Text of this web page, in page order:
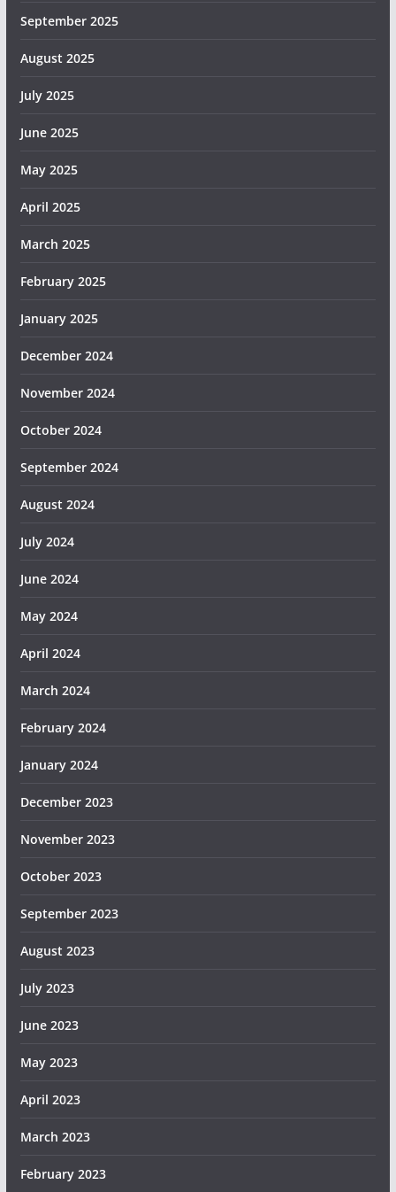
September 2025
August 2025
July 2025
June 2025
May 2025
April 2025
March 2025
February 2025
January 2025
December 2024
November 2024
October 2024
September 2024
August 2024
July 2024
June 2024
May 2024
April 2024
March 2024
February 2024
January 2024
December 2023
November 2023
October 2023
September 2023
August 2023
July 2023
June 2023
May 2023
April 2023
March 2023
February 2023